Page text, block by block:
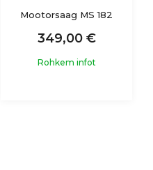
Mootorsaag MS 182
349,00 €
Rohkem infot